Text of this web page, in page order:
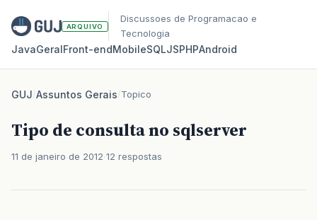
ARQUIVO
Discussoes de Programacao e
Tecnologia
JavaGeralFront‑endMobileSQLJSPHPAndroid
GUJ/Assuntos Gerais/Topico
Tipo de consulta no sqlserver
11 de janeiro de 2012 12 respostas